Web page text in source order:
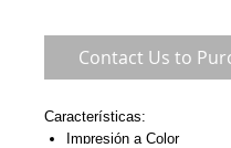
Contact Us to
Características:
Impresión a Color